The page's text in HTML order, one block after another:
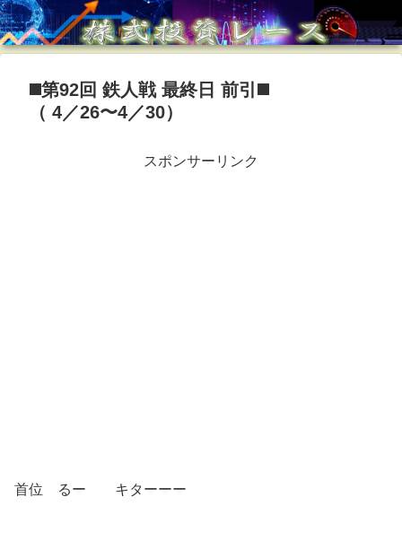
◼️第92回 鉄人戦 最終日 前引◼️
（ 4／26〜4／30）
スポンサーリンク
首位 るー キターーー